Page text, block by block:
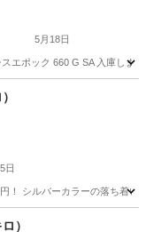
5月18日
エポック 660 G SA 入庫し
日
！ シルバーカラーの落ち着
）